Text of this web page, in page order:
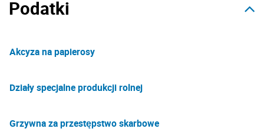
Podatki
Akcyza na papierosy
Działy specjalne produkcji rolnej
Grzywna za przestępstwo skarbowe